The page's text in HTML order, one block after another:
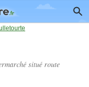
situé route